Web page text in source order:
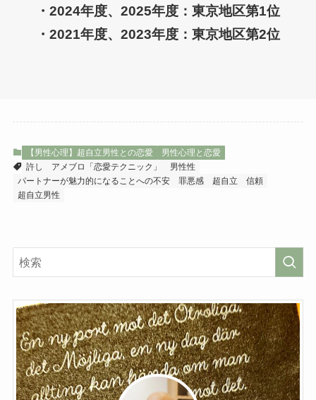
・2024年度、2025年度：東京地区第1位
・2021年度、2023年度：東京地区第2位
【男性心理】超自立男性との恋愛
男性心理と恋愛
許し
アメブロ「恋愛テクニック」
男性性
パートナーが魅力的になることへの不安
罪悪感 超自立
信頼
超自立男性